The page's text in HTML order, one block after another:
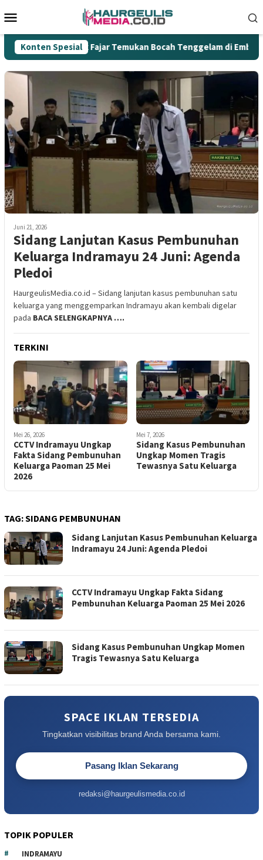
ke
Mobile
Konten Spesial
Aksi Heroik Fajar Temukan Bocah Tenggelam di Embung
Juni 21, 2026
Sidang Lanjutan Kasus Pembunuhan
Keluarga Indramayu 24 Juni: Agenda
Pledoi
HaurgeulisMedia.co.id – Sidang lanjutan kasus pembunuhan satu
keluarga yang menggemparkan Indramayu akan kembali digelar
pada BACA SELENGKAPNYA ….
TERKINI
Mei 26, 2026
CCTV Indramayu Ungkap
Fakta Sidang Pembunuhan
Keluarga Paoman 25 Mei
2026
Mei 7, 2026
Sidang Kasus Pembunuhan
Ungkap Momen Tragis
Tewasnya Satu Keluarga
TAG:SIDANG PEMBUNUHAN
Sidang Lanjutan Kasus Pembunuhan Keluarga
Indramayu 24 Juni: Agenda Pledoi
CCTV Indramayu Ungkap Fakta Sidang
Pembunuhan Keluarga Paoman 25 Mei 2026
Sidang Kasus Pembunuhan Ungkap Momen
Tragis Tewasnya Satu Keluarga
SPACE IKLAN TERSEDIA
Tingkatkan visibilitas brand Anda bersama kami.
Pasang Iklan Sekarang
redaksi@haurgeulismedia.co.id
TOPIK POPULER
INDRAMAYU